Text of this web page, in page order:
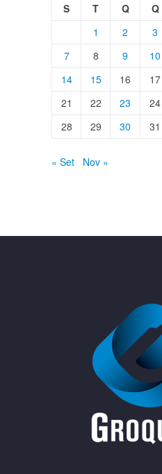
S
T Q Q
1
2 3
7
8 9 10
14
15 16 17
21
22 23 24
28
29 30 31
« Set Nov »